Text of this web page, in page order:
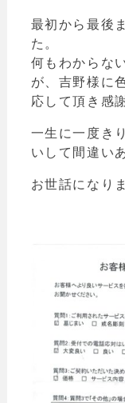
最初から最後
た。
何もわからな
が、吉野様に
応して頂き感
一生に一度き
いして間違い
お世話になり